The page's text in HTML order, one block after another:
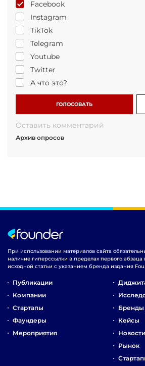
Facebook
Instagram
TikTok
Telegram
Youtube
Twitter
А что это?
ГОЛОСОВАТЬ
Оставить комментарий
Архив опросов
При использовании материалов сайта
наличие гиперссылки в пределах первого
исходной статьи с указанием бренда издания
Публикации
Компании
Стартапы
Фаундеры
Мероприятия
Бренды
Кейсы
Рынок